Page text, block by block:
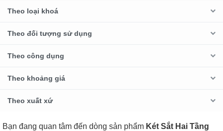
Theo loại khoá
Theo đối tượng sử dụng
Theo công dụng
Theo khoảng giá
Theo xuất xứ
Bạn đang quan tâm đến dòng sản phẩm Két Sắt Hai Tầng